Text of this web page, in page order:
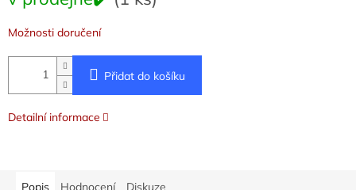
Možnosti doručení
Přidat do košíku
Detailní informace
Popis Hodnocení Diskuze